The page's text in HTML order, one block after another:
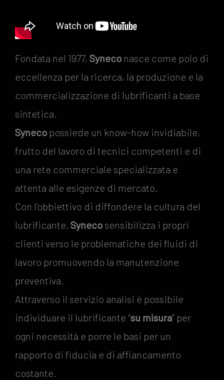
Fondata nel 1977, Syneco nasce come polo di
eccellenza per la ricerca, la produzione e la
commercializzazione di lubrificanti a base
sintetica.
Syneco possiede un know-how invidiabile,
frutto del lavoro di tecnici competenti e di
una rete commerciale specializzata e
attenta alle esigenze di mercato.
Con l’obbiettivo di diffondere la cultura del
lubrificante, Syneco sensibilizza i propri
clienti verso le problematiche dei fluidi di
lavoro promuovendo la manutenzione
preventiva.
Attraverso il servizio analisi è possibile
individuare il lubrificante “su misura” per
ogni necessità e porre le basi per un
rapporto di fiducia e di affiancamento
costante.